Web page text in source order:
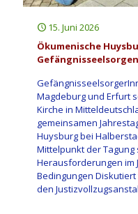
15. Juni 2026
Ökumenische
Magdeburg und Erfurt
Kirche in
gemeinsamen
Huysburg bei
Mittelpunkt der
Herausforderungen im
Bedingungen
den